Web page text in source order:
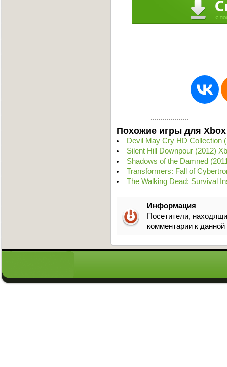
Похожие игры для Xbox
Devil May Cry HD Collection
Silent Hill Downpour (2012)
Shadows of the Damned
Transformers: Fall of
The Walking Dead: Survival
Информация
Посетители,
комментарии к